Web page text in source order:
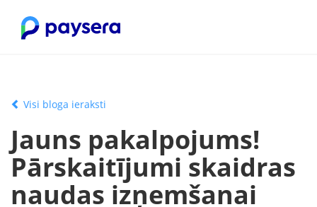
Visi bloga ieraksti
Jauns pakalpojums!
Pārskaitījumi skaidras
naudas izņemšanai